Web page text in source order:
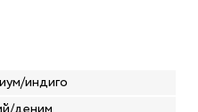
индиго
деним